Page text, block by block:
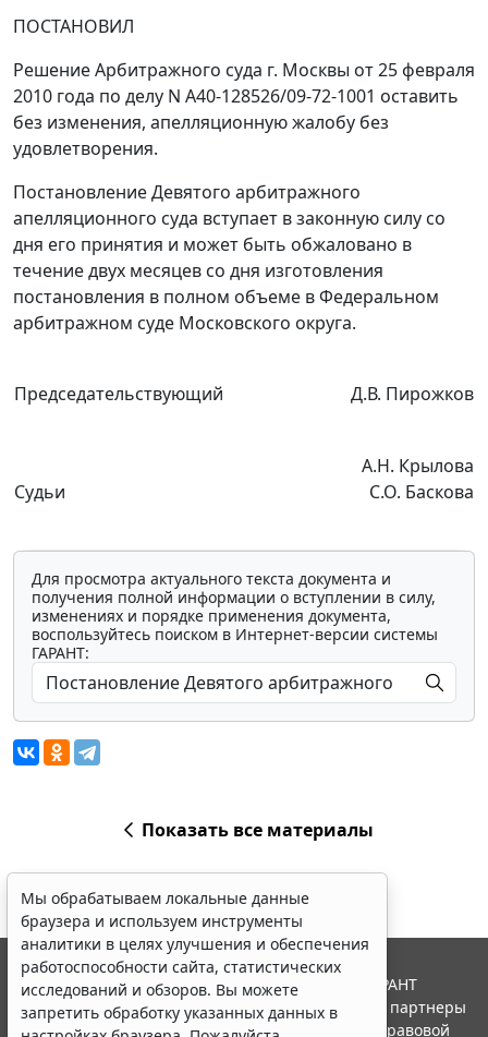
ПОСТАНОВИЛ
Решение Арбитражного суда г. Москвы от 25 февраля
2010 года по делу N А40-128526/09-72-1001 оставить
без изменения, апелляционную жалобу без
удовлетворения.
Постановление Девятого арбитражного
апелляционного суда вступает в законную силу со
дня его принятия и может быть обжаловано в
течение двух месяцев со дня изготовления
постановления в полном объеме в Федеральном
арбитражном суде Московского округа.
Председательствующий Д.В. Пирожков
Судьи
А.Н. Крылова
С.О. Баскова
Для просмотра актуального текста документа и
получения полной информации о вступлении в силу,
изменениях и порядке применения документа,
воспользуйтесь поиском в Интернет-версии системы
ГАРАНТ:
Показать все материалы
Мы обрабатываем локальные данные
браузера и используем инструменты
аналитики в целях улучшения и обеспечения
работоспособности сайта, статистических
исследований и обзоров. Вы можете
запретить обработку указанных данных в
© ООО "НПП "ГАРАНТ-СЕРВИС", 2026. Система ГАРАНТ
выпускается с 1990 года. Компания "Гарант" и ее партнеры
являются участниками Российской ассоциации правовой